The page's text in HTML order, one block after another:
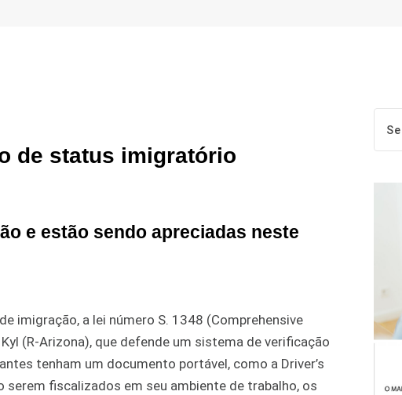
de status imigratório
e estão sendo apreciadas neste
imigração, a lei número S. 1348 (Comprehensive
(R-Arizona), que defende um sistema de verificação
tenham um documento portável, como a Driver’s
serem fiscalizados em seu ambiente de trabalho, os